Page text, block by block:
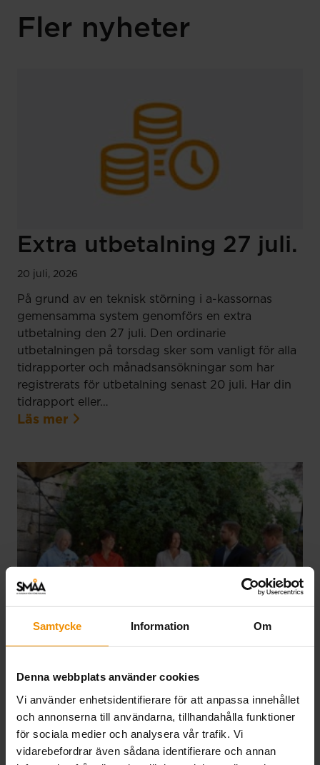
Samtycke Information Om
Denna webbplats använder cookies
Vi använder enhetsidentifierare för att anpassa innehållet
och annonserna till användarna, tillhandahålla funktioner
för sociala medier och analysera vår trafik. Vi
vidarebefordrar även sådana identifierare och annan
Fler nyheter
Extra utbetalning 27 juli.
20 juli, 2026
På grund av en teknisk störning i a-kassornas
gemensamma system genomförs en extra
utbetalning den 27 juli. Den ordinarie
utbetalningen på torsdag sker som vanligt för alla
tidrapporter och månadsansökningar som har
registrerats för utbetalning senast 20 juli. Har din
tidrapport eller…
Läs mer
SMÅA i Almedalen 2026
03 juli, 2026
SMÅA deltog i Almedalsveckan för att lyfta
företagarnas villkor, knyta nya kontakter och stärka
samarbeten. Veckan präglades av samtal om